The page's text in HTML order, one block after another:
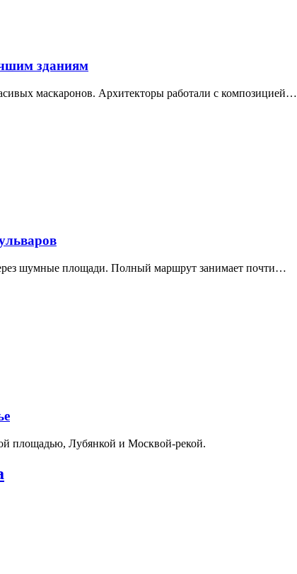
зданиям
маскаронов. Архитекторы работали с композицией…
шумные площади. Полный маршрут занимает почти…
площадью, Лубянкой и Москвой-рекой.